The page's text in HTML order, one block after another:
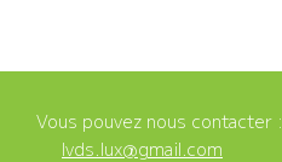
Vous pouvez nous contacter :
lvds.lux@gmail.com